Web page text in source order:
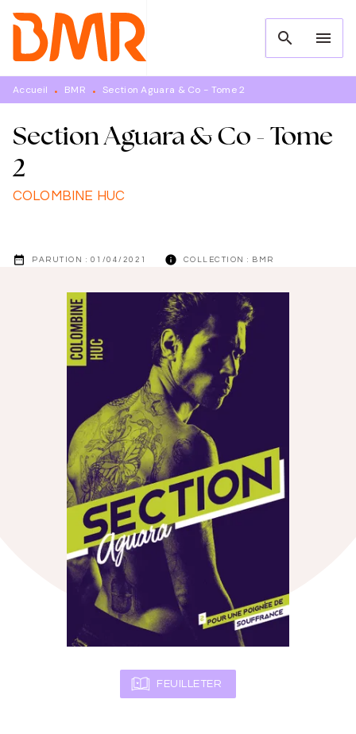
MENU RECHERCHE
PIED DE PAGE
search menu
Accueil • BMR • Section Aguara & Co - Tome 2
Section Aguara & Co - Tome
2
COLOMBINE HUC
date_range PARUTION : 01/04/2021 info COLLECTION : BMR
FEUILLETER